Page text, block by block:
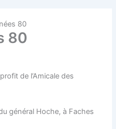
80
80
de l’Amicale des
général Hoche, à Faches